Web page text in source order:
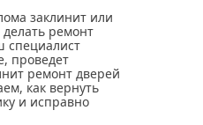
заклинит или
ремонт
специалист
проведет
ремонт дверей
как вернуть
и исправно